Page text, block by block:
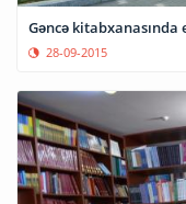
Gəncə
28-09-2015